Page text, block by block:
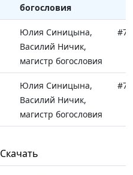
богословия
Юлия Синицына,
Василий Ничик,
магистр богословия
Юлия Синицына,
Василий Ничик,
магистр богословия
Василий Ничик,
магистр богословия
Скачать